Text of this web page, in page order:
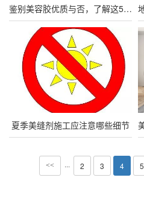
鉴别美容胶优质与否，了解这5个方法就够了
夏季美缝剂施工应注意哪些细节
<< ··· 2 3 4 5